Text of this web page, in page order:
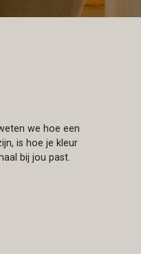
we hoe een
is hoe je kleur
bij jou past.